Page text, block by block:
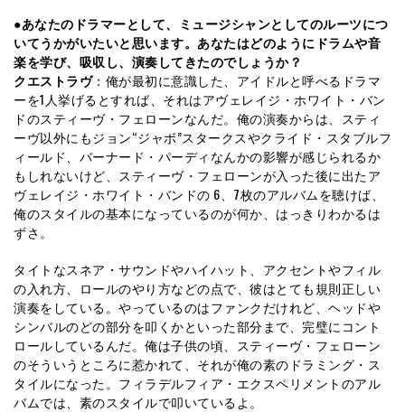
●あなたのドラマーとして、ミュージシャンとしてのルーツにつ
いてうかがいたいと思います。あなたはどのようにドラムや音
楽を学び、吸収し、演奏してきたのでしょうか？
クエストラヴ：俺が最初に意識した、アイドルと呼べるドラマ
ーを1人挙げるとすれば、それはアヴェレイジ・ホワイト・バン
ドのスティーヴ・フェローンなんだ。俺の演奏からは、スティ
ーヴ以外にもジョン“ジャボ”スタークスやクライド・スタブルフ
ィールド、バーナード・パーディなんかの影響が感じられるか
もしれないけど、スティーヴ・フェローンが入った後に出たア
ヴェレイジ・ホワイト・バンドの 6、7枚のアルバムを聴けば、
俺のスタイルの基本になっているのが何か、はっきりわかるは
ずさ。
タイトなスネア・サウンドやハイハット、アクセントやフィル
の入れ方、ロールのやり方などの点で、彼はとても規則正しい
演奏をしている。やっているのはファンクだけれど、ヘッドや
シンバルのどの部分を叩くかといった部分まで、完璧にコント
ロールしているんだ。俺は子供の頃、スティーヴ・フェローン
のそういうところに惹かれて、それが俺の素のドラミング・ス
タイルになった。フィラデルフィア・エクスペリメントのアル
バムでは、素のスタイルで叩いているよ。